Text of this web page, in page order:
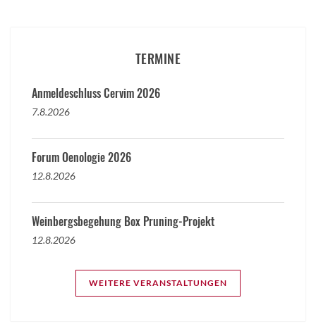
TERMINE
Anmeldeschluss Cervim 2026
7.8.2026
Forum Oenologie 2026
12.8.2026
Weinbergsbegehung Box Pruning-Projekt
12.8.2026
WEITERE VERANSTALTUNGEN